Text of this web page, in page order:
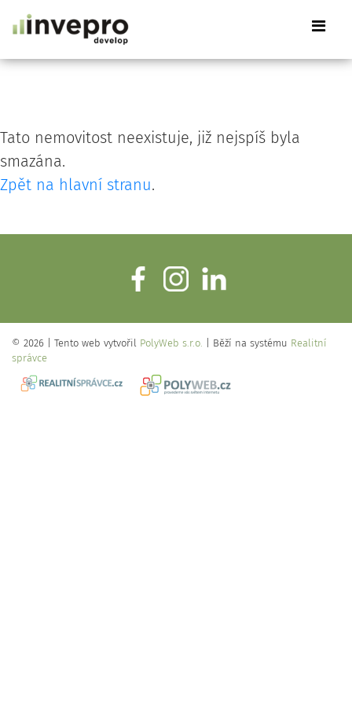
Tato nemovitost neexistuje, již nejspíš byla
smazána.
Zpět na hlavní stranu.
© 2026 | Tento web vytvořil PolyWeb s.r.o. | Běží na systému Realitní
správce